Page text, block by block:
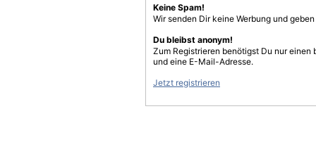
Keine Spam!
Wir senden Dir keine Werbung und
Du bleibst anonym!
Zum Registrieren benötigst Du nur einen
und eine E-Mail-Adresse.
Jetzt registrieren